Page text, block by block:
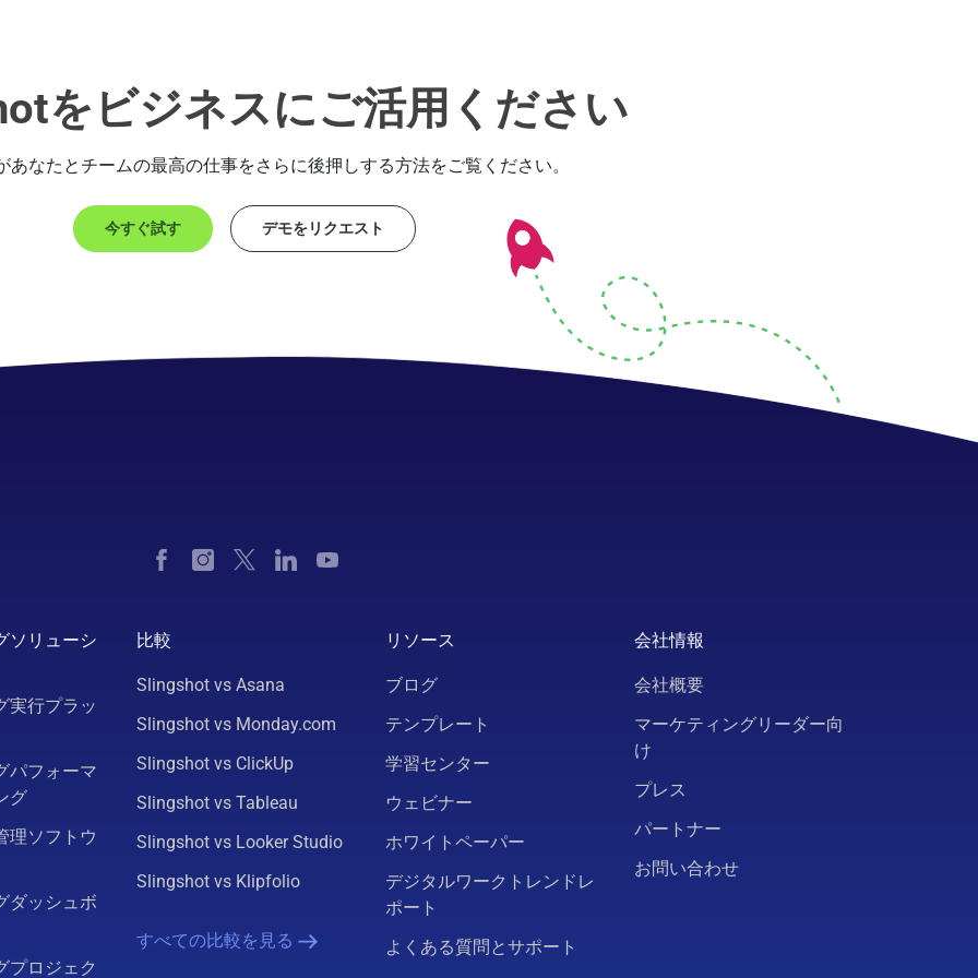
をビジネスにご活用ください
あなたとチームの最高の仕事をさらに後押しする方法をご覧ください。
今すぐ試す デモをリクエスト
ソリューシ
実行プラッ
パフォーマ
グ
理ソフトウ
ダッシュボ
プロジェク
比較
Slingshot vs Asana
Slingshot vs Monday.com
Slingshot vs ClickUp
Slingshot vs Tableau
Slingshot vs Looker Studio
Slingshot vs Klipfolio
すべての比較を見る
リソース
ブログ
テンプレート
学習センター
ウェビナー
ホワイトペーパー
デジタルワークトレンドレ
ポート
よくある質問とサポート
会社情報
会社概要
マーケティングリーダー向
け
プレス
パートナー
お問い合わせ